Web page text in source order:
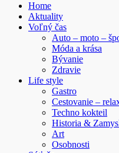
Home
Aktuality
Voľný čas
Auto – moto –
Móda a krása
Bývanie
Zdravie
Life style
Gastro
Cestovanie –
Techno kokteil
Historia &
Art
Osobnosti